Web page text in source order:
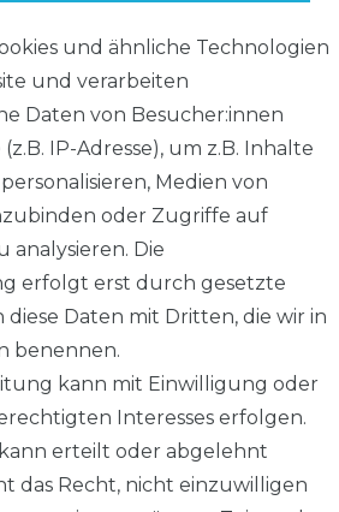
€ / METER
und ähnliche Technologien
und verarbeiten
Daten von Besucher:innen
IP-Adresse), um z.B. Inhalte
Medien von
oder Zugriffe auf
analysieren. Die
erfolgt erst durch gesetzte
diese Daten mit Dritten, die wir in
benennen.
kann mit Einwilligung oder
Interesses erfolgen.
erteilt oder abgelehnt
das Recht, nicht einzuwilligen